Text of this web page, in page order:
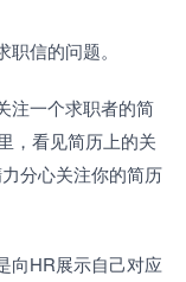
信的问题。
注一个求职者的简
，看见简历上的关
分心关注你的简历
向HR展示自己对应